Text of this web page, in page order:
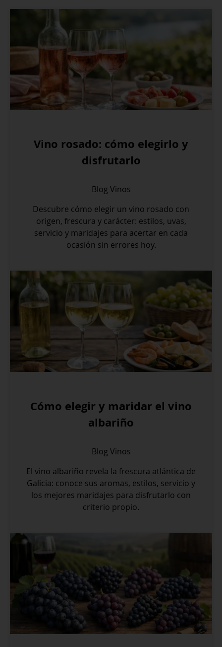
Vino rosado: cómo elegirlo y
disfrutarlo
Blog Vinos
Descubre cómo elegir un vino rosado con
origen, frescura y carácter: estilos, uvas,
servicio y maridajes para acertar en cada
ocasión sin errores hoy.
Cómo elegir y maridar el vino
albariño
Blog Vinos
El vino albariño revela la frescura atlántica de
Galicia: conoce sus aromas, estilos, servicio y
los mejores maridajes para disfrutarlo con
criterio propio.